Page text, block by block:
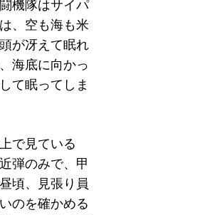
機隊はサイパ
、空も海も米
が冴えて眠れ
海底に向かっ
て眠ってしま
で見ている
弾のみで、甲
頃、見張り員
のを確かめる